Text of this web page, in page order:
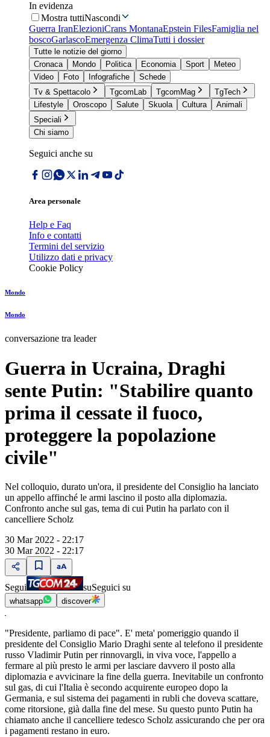
In evidenza
Mostra tuttiNascondi
Guerra IranElezioniCrans MontanaEpstein FilesFamiglia nel
boscoGarlascoEmergenza ClimaTutti i dossier
Tutte le notizie del giorno
Cronaca
Mondo Politica Economia Sport
Meteo
Video
Foto Infografiche
Schede
Tv & Spettacolo
TgcomLab TgcomMag
TgTech
Lifestyle
Oroscopo Salute Skuola Cultura
Animali
Speciali
Chi siamo
Seguici anche su
Area personale
Help e Faq
Info e contatti
Termini del servizio
Utilizzo dati e privacy
Cookie Policy
Mondo
Mondo
conversazione tra leader
Guerra in Ucraina, Draghi
sente Putin: "Stabilire quanto
prima il cessate il fuoco,
proteggere la popolazione
civile"
Nel colloquio, durato un'ora, il presidente del Consiglio ha lanciato
un appello affinché le armi lascino il posto alla diplomazia.
Confronto anche sul gas, tema di cui Putin ha parlato con il
cancelliere Scholz
30 Mar 2022 - 22:17
30 Mar 2022 - 22:17
Segui suSeguici su
whatsapp discover
"Presidente, parliamo di pace". E' meta' pomeriggio quando il
presidente del Consiglio Mario Draghi sente al telefono il presidente
russo Vladimir Putin per rinnovargli, in viva voce, l'appello a
fermare al più presto le armi per lasciare davvero il posto alla
diplomazia e avvicinare la fine della guerra. Inevitabile un confronto
sul gas, di cui l'Italia è secondo acquirente europeo dopo la
Germania, e sul sistema dei pagamenti in rubli che doveva scattare,
come ritorsione, già dalla fine del mese. Su questo punto Putin ha
chiamato anche il cancelliere tedesco Scholz assicurando che per ora
i pagamenti restano in euro.